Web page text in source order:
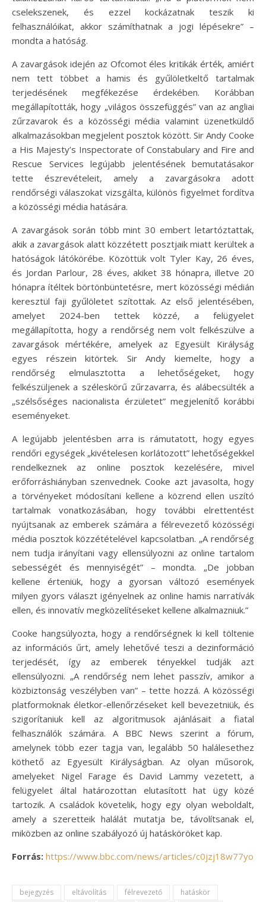
cselekszenek, és ezzel kockázatnak teszik ki
felhasználóikat, akkor számíthatnak a jogi lépésekre” –
mondta a hatóság.
A zavargások idején az Ofcomot éles kritikák érték, amiért
nem tett többet a hamis és gyűlöletkeltő tartalmak
terjedésének megfékezése érdekében. Korábban
megállapították, hogy „világos összefüggés” van az angliai
zűrzavarok és a közösségi média valamint üzenetküldő
alkalmazásokban megjelent posztok között. Sir Andy Cooke
a His Majesty’s Inspectorate of Constabulary and Fire and
Rescue Services legújabb jelentésének bemutatásakor
tette észrevételeit, amely a zavargásokra adott
rendőrségi válaszokat vizsgálta, különös figyelmet fordítva
a közösségi média hatására.
A zavargások során több mint 30 embert letartóztattak,
akik a zavargások alatt közzétett posztjaik miatt kerültek a
hatóságok látókörébe. Közöttük volt Tyler Kay, 26 éves,
és Jordan Parlour, 28 éves, akiket 38 hónapra, illetve 20
hónapra ítéltek börtönbüntetésre, mert közösségi médián
keresztül faji gyűlöletet szítottak. Az első jelentésében,
amelyet 2024-ben tettek közzé, a felügyelet
megállapította, hogy a rendőrség nem volt felkészülve a
zavargások mértékére, amelyek az Egyesült Királyság
egyes részein kitörtek. Sir Andy kiemelte, hogy a
rendőrség elmulasztotta a lehetőségeket, hogy
felkészüljenek a széleskörű zűrzavarra, és alábecsülték a
„szélsőséges nacionalista érzületet” megjelenítő korábbi
eseményeket.
A legújabb jelentésben arra is rámutatott, hogy egyes
rendőri egységek „kivételesen korlátozott” lehetőségekkel
rendelkeznek az online posztok kezelésére, mivel
erőforráshiányban szenvednek. Cooke azt javasolta, hogy
a törvényeket módosítani kellene a közrend ellen uszító
tartalmak vonatkozásában, hogy további elrettentést
nyújtsanak az emberek számára a félrevezető közösségi
média posztok közzétételével kapcsolatban. „A rendőrség
nem tudja irányítani vagy ellensúlyozni az online tartalom
sebességét és mennyiségét” – mondta. „De jobban
kellene érteniük, hogy a gyorsan változó események
milyen gyors választ igényelnek az online hamis narratívák
ellen, és innovatív megközelítéseket kellene alkalmazniuk.”
Cooke hangsúlyozta, hogy a rendőrségnek ki kell töltenie
az információs űrt, amely lehetővé teszi a dezinformáció
terjedését, így az emberek tényekkel tudják azt
ellensúlyozni. „A rendőrség nem lehet passzív, amikor a
közbiztonság veszélyben van” – tette hozzá. A közösségi
platformoknak életkor-ellenőrzéseket kell bevezetniük, és
szigorítaniuk kell az algoritmusok ajánlásait a fiatal
felhasználók számára. A BBC News szerint a fórum,
amelynek több ezer tagja van, legalább 50 halálesethez
köthető az Egyesült Királyságban. Az olyan műsorok,
amelyeket Nigel Farage és David Lammy vezetett, a
felügyelet által határozottan elutasított hat ügy közé
tartozik. A családok követelik, hogy egy olyan weboldalt,
amely a szeretteik halálát mutatja be, távolítsanak el,
miközben az online szabályozó új hatásköröket kap.
Forrás: https://www.bbc.com/news/articles/c0jzj18w77yo
bejegyzés eltávolítás félrevezető
hatáskör